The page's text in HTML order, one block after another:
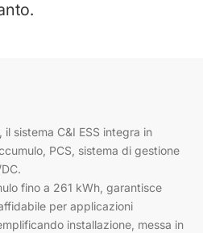
sistema C&I ESS integra in
PCS, sistema di gestione
fino a 261 kWh, garantisce
per applicazioni
installazione, messa in